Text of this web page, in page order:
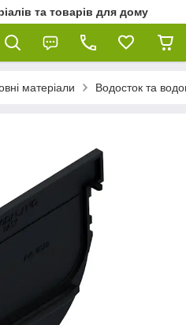
та товарів для дому
матеріали Водосток та